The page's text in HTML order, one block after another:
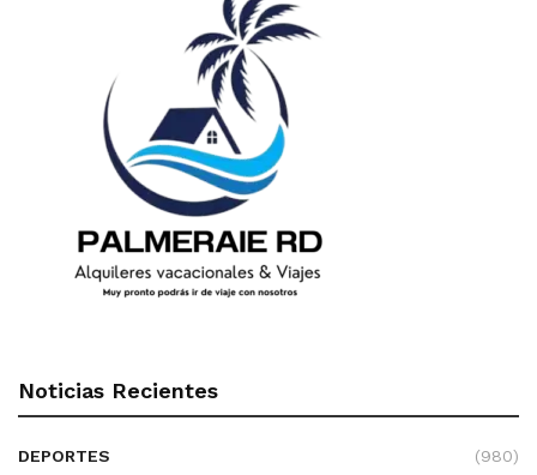
Noticias Recientes
DEPORTES (980)